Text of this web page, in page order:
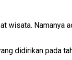
wisata. Namanya
didirikan pada